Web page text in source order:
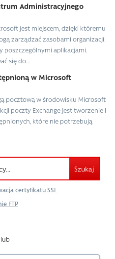
Administracyjnego
jest miejscem, dzięki któremu
zarządzać zasobami organizacji:
poszczególnymi aplikacjami.
się do...
w Microsoft
pocztową w środowisku Microsoft
poczty Exchange jest tworzenie i
które nie potrzebują
Szukaj
certyfikatu SSL
FTP
lub